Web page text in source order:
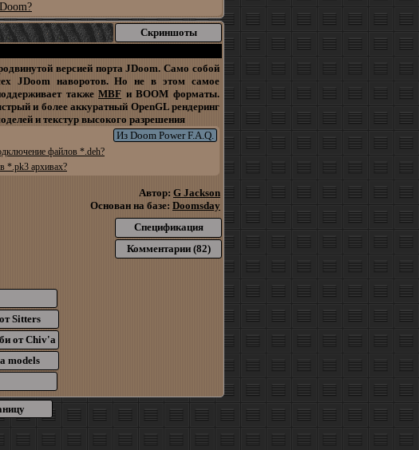
Скриншоты
версией порта JDoom. Само собой
JDoom наворотов. Но не в этом самое
такжеMBF и BOOM форматы.
и более аккуратный OpenGL рендеринг
и текстур высокого разрешения
Из Doom Power F.A.Q.
файлов *.deh?
*.pk3 архивах?
Автор: G Jackson
Основан на базе: Doomsday
Спецификация
Комментарии (82)
Sitters
от Chiv'а
models